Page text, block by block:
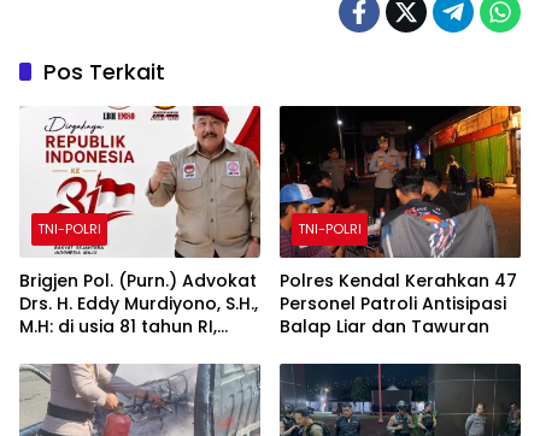
Pos Terkait
TNI-POLRI
Brigjen Pol. (Purn.) Advokat
Drs. H. Eddy Murdiyono, S.H.,
M.H: di usia 81 tahun RI,
hukum dan keadilan untuk
seluruh rakyat Indonesia
TNI-POLRI
Polres Kendal Kerahkan 47
Personel Patroli Antisipasi
Balap Liar dan Tawuran